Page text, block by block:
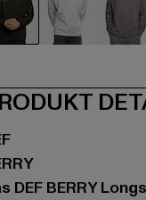
DEF BERRY